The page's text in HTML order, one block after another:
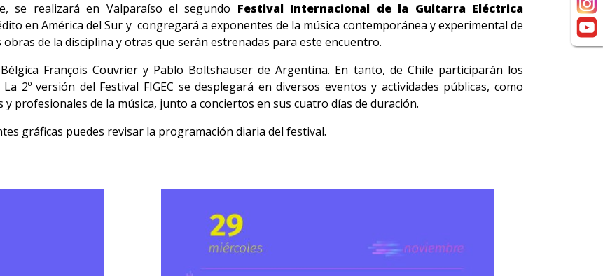
se realizará en Valparaíso el segundo Festival Internacional de la Guitarra Eléctrica
en América del Sur y congregará a exponentes de la música contemporánea y experimental de
de la disciplina y otras que serán estrenadas para este encuentro.
François Couvrier y Pablo Boltshauser de Argentina. En tanto, de Chile participarán los
2º versión del Festival FIGEC se desplegará en diversos eventos y actividades públicas, como
profesionales de la música, junto a conciertos en sus cuatro días de duración.
gráficas puedes revisar la programación diaria del festival.